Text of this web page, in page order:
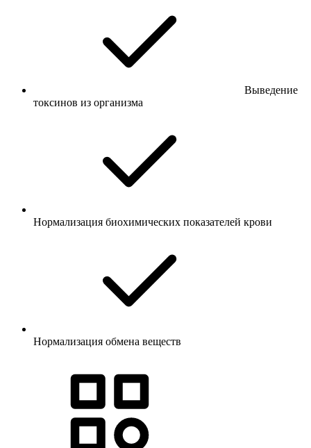
Выведение
токсинов из организма
Нормализация биохимических показателей крови
Нормализация обмена веществ